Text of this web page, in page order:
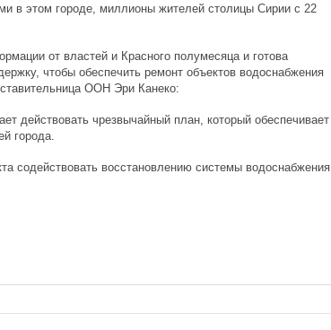
в этом городе, миллионы жителей столицы Сирии с 22
от властей и Красного полумесяца и готова
чтобы обеспечить ремонт объектов водоснабжения
ООН Эри Канеко:
действовать чрезвычайный план, который обеспечивает
города.
содействовать восстановлению системы водоснабжения